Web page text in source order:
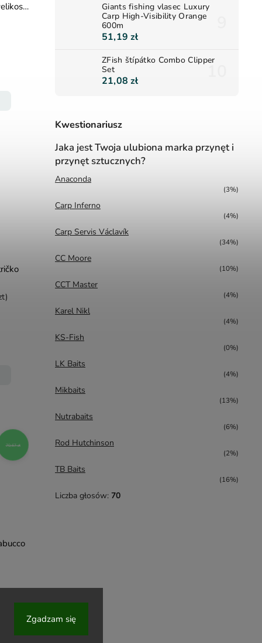
Zgadzam się
Giants fishing vlasec Luxury
Carp High-Visibility Orange
600m
51,19 zł
ZFish štípátko Combo Clipper
Set
21,08 zł
Kwestionariusz
Jaka jest Twoja ulubiona marka przynęt i
przynęt sztucznych?
Anaconda
(3%)
Carp Inferno
(4%)
Carp Servis Václavík
(34%)
CC Moore
(10%)
CCT Master
(4%)
Karel Nikl
(4%)
KS-Fish
(0%)
LK Baits
(4%)
Mikbaits
(13%)
Nutrabaits
(6%)
Rod Hutchinson
(2%)
TB Baits
(16%)
Liczba głosów: 70
70,67 zł